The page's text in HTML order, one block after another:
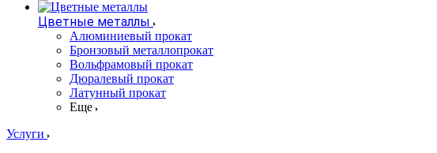
Цветные металлы
Алюминиевый прокат
Бронзовый металлопрокат
Вольфрамовый прокат
Дюралевый прокат
Латунный прокат
Еще
Услуги